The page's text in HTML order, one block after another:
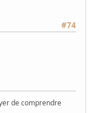
#74
de comprendre